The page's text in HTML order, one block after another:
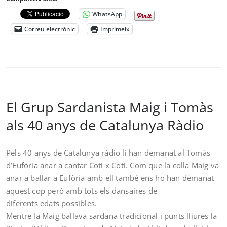
WhatsApp
Correu electrònic
Imprimeix
El Grup Sardanista Maig i Tomàs
als 40 anys de Catalunya Ràdio
Pels 40 anys de Catalunya ràdio li han demanat al Tomàs
d’Eufòria anar a cantar Coti x Coti. Com que la colla Maig va
anar a ballar a Eufòria amb ell també ens ho han demanat
aquest cop però amb tots els dansaires de
diferents edats possibles.
Mentre la Maig ballava sardana tradicional i punts lliures la